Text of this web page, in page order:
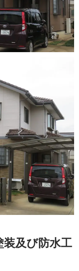
装及び防水工